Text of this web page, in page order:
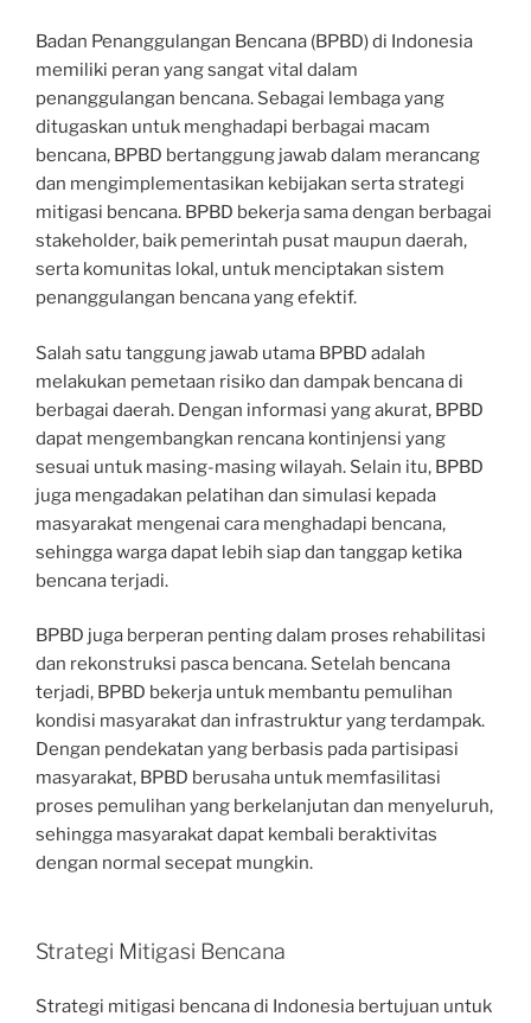
Badan Penanggulangan Bencana (BPBD) di Indonesia
memiliki peran yang sangat vital dalam
penanggulangan bencana. Sebagai lembaga yang
ditugaskan untuk menghadapi berbagai macam
bencana, BPBD bertanggung jawab dalam merancang
dan mengimplementasikan kebijakan serta strategi
mitigasi bencana. BPBD bekerja sama dengan berbagai
stakeholder, baik pemerintah pusat maupun daerah,
serta komunitas lokal, untuk menciptakan sistem
penanggulangan bencana yang efektif.
Salah satu tanggung jawab utama BPBD adalah
melakukan pemetaan risiko dan dampak bencana di
berbagai daerah. Dengan informasi yang akurat, BPBD
dapat mengembangkan rencana kontinjensi yang
sesuai untuk masing-masing wilayah. Selain itu, BPBD
juga mengadakan pelatihan dan simulasi kepada
masyarakat mengenai cara menghadapi bencana,
sehingga warga dapat lebih siap dan tanggap ketika
bencana terjadi.
BPBD juga berperan penting dalam proses rehabilitasi
dan rekonstruksi pasca bencana. Setelah bencana
terjadi, BPBD bekerja untuk membantu pemulihan
kondisi masyarakat dan infrastruktur yang terdampak.
Dengan pendekatan yang berbasis pada partisipasi
masyarakat, BPBD berusaha untuk memfasilitasi
proses pemulihan yang berkelanjutan dan menyeluruh,
sehingga masyarakat dapat kembali beraktivitas
dengan normal secepat mungkin.
Strategi Mitigasi Bencana
Strategi mitigasi bencana di Indonesia bertujuan untuk